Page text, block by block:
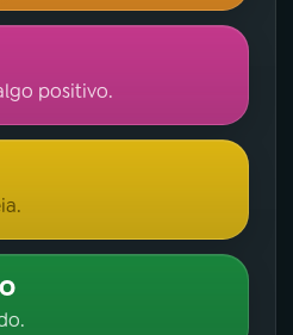
positivo.